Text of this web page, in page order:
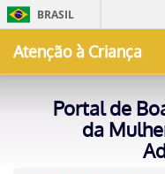
BRASIL
Atenção à Criança
Portal de
da